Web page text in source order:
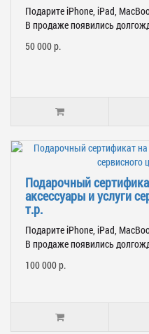
Подарите iPhone, iPad,
В продаже появились
50 000 р.
Подарочный
аксессуары и услуги
т.р.
Подарите iPhone, iPad,
В продаже появились
100 000 р.